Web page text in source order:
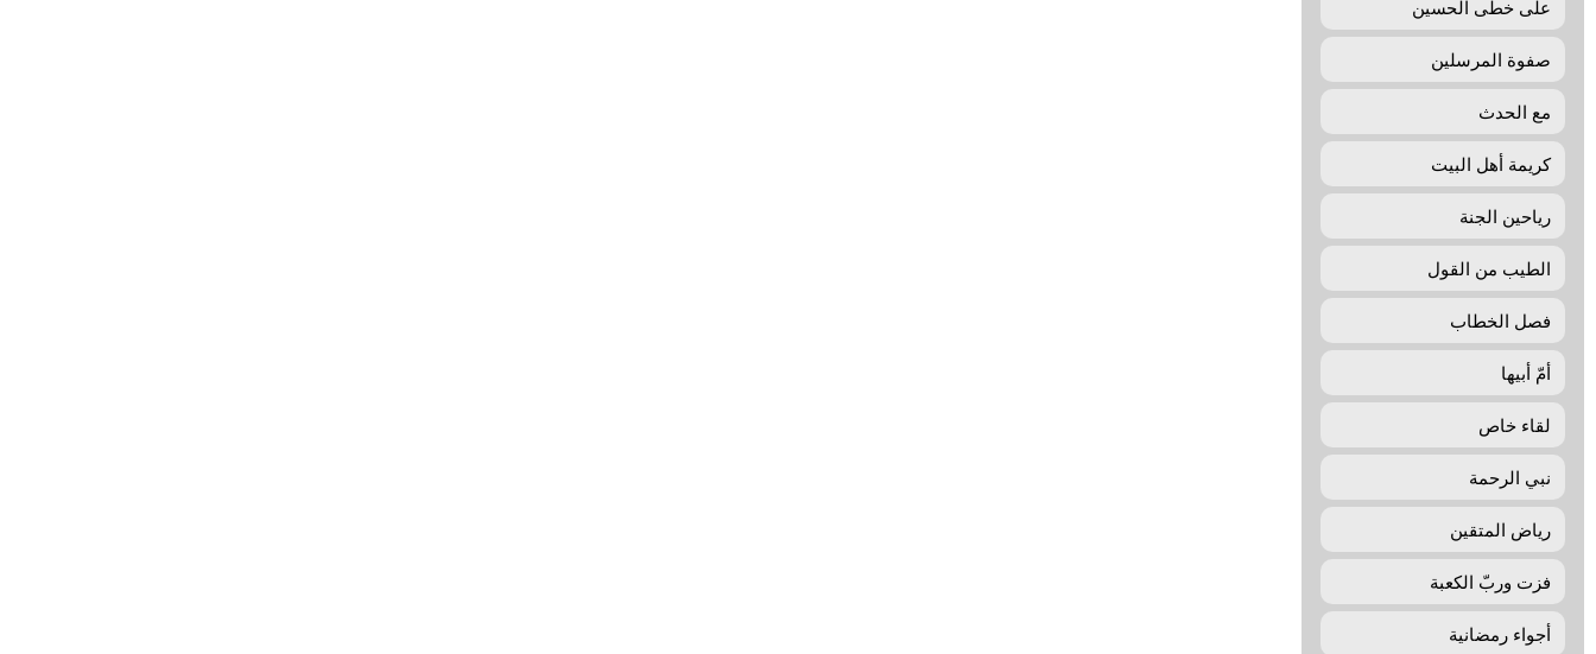
علی خطی الحسین
صفوة المرسلين
مع الحدث
كريمة أهل البيت
رياحين الجنة
الطيب من القول
فصل الخطاب
أمّ‌ أبیها
لقاء خاص
نبي الرحمة
رياض المتقين
فزت وربّ الکعبة
أجواء رمضانیة